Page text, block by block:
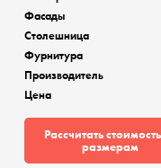
Фасады
Столешница
Фурнитура
Производитель
Цена
Рассчитать
размерам